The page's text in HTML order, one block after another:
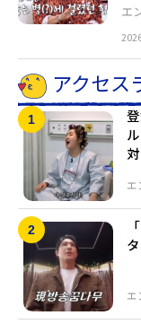
エ
アクセス
エ
エ